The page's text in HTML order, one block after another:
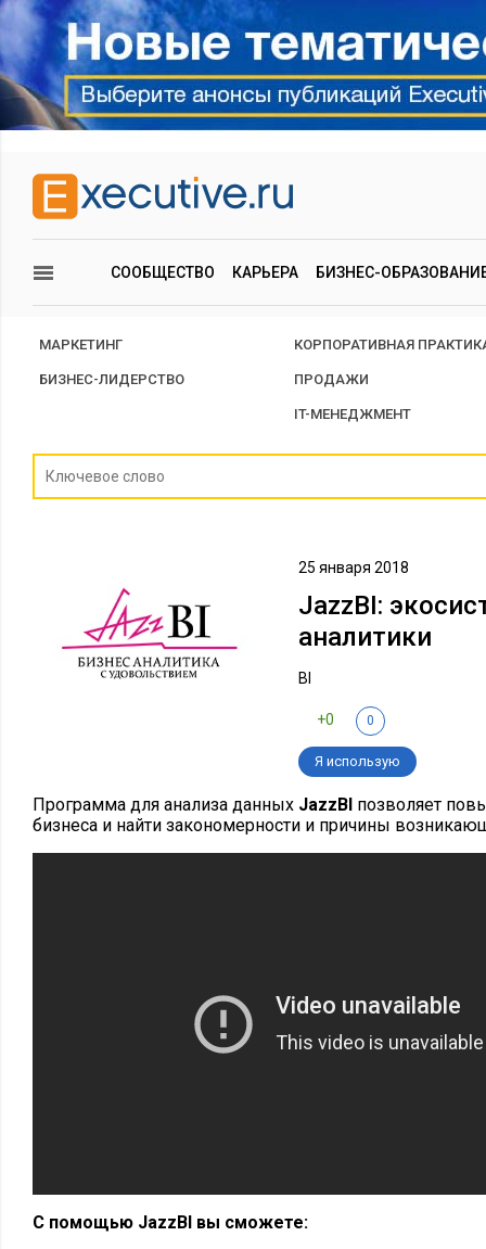
СООБЩЕСТВО КАРЬЕРА БИЗНЕС-
МАРКЕТИНГ
БИЗНЕС-ЛИДЕРСТВО
КОРПОРАТИВНАЯ
ПРОДАЖИ
IT-МЕНЕДЖМЕНТ
25 января 2018
JazzBI:
аналитики
BI
+0 0
Я использую
Программа для анализа данных JazzBI позволяет
бизнеса и найти закономерности и причины
С помощью JazzBI вы сможете: